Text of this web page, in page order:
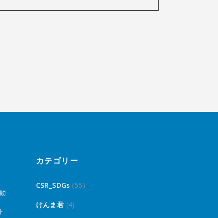
カテゴリー
CSR_SDGs (55)
けんま君 (4)